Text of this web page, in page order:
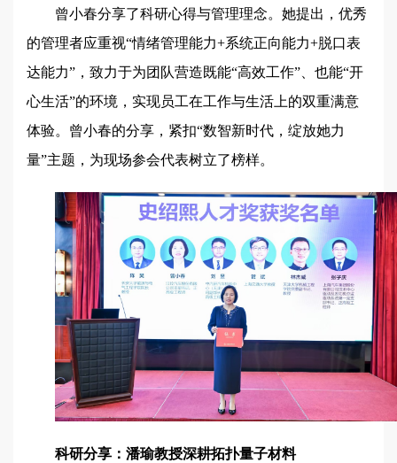
曾小春分享了科研心得与管理理念。她提出，优秀
的管理者应重视“情绪管理能力+系统正向能力+脱口表
达能力”，致力于为团队营造既能“高效工作”、也能“开
心生活”的环境，实现员工在工作与生活上的双重满意
体验。曾小春的分享，紧扣“数智新时代，绽放她力
量”主题，为现场参会代表树立了榜样。
科研分享：潘瑜教授深耕拓扑量子材料